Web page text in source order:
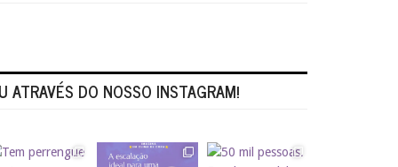
ATRAVÉS DO NOSSO INSTAGRAM!